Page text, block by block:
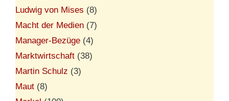
Ludwig von Mises (8)
Macht der Medien (7)
Manager-Bezüge (4)
Marktwirtschaft (38)
Martin Schulz (3)
Maut (8)